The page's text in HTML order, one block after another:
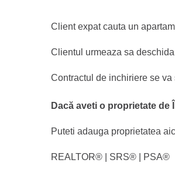
Client expat cauta un
Clientul urmeaza sa
Contractul de inchiriere se
Dacă aveti o proprietate
Puteti adauga proprietatea
REALTOR®️ | SRS®️ | PSA®️